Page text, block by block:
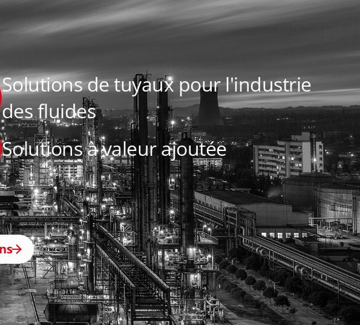
Solutions de tuyaux pour l'industrie
des fluides
Solutions à valeur ajoutée